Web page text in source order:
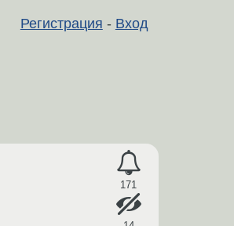
Регистрация - Вход
171